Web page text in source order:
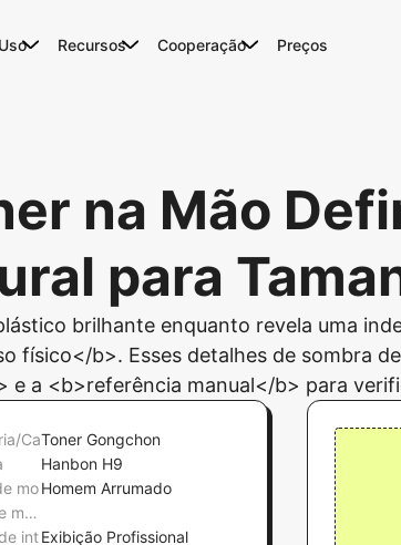
Recursos Cooperação Preços
na Mão
para
brilhante enquanto revela uma
físico</b>. Esses detalhes de sombra
a <b>referência manual</b> para
CaToner Gongchon
Hanbon H9
mo
mã
Homem Arrumado
intExibição Profissional